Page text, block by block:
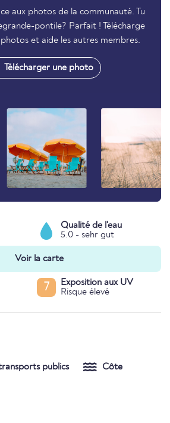
aux photos de la communauté. Tu
pontile? Parfait ! Télécharge
et aide les autres membres.
Télécharger une photo
Qualité de l'eau
5.0 - sehr gut
Voir la carte
7
Exposition aux UV
Risque élevé
publics Côte